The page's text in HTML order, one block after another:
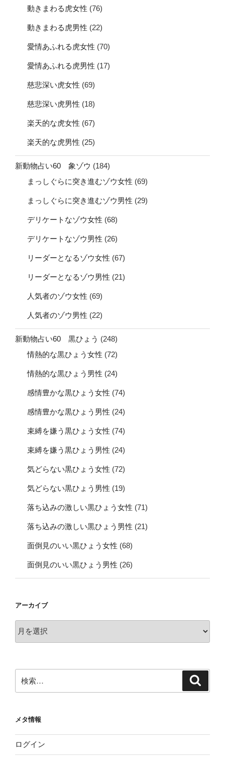
動きまわる虎女性 (76)
動きまわる虎男性 (22)
愛情あふれる虎女性 (70)
愛情あふれる虎男性 (17)
慈悲深い虎女性 (69)
慈悲深い虎男性 (18)
楽天的な虎女性 (67)
楽天的な虎男性 (25)
新動物占い60 象ゾウ (184)
まっしぐらに突き進むゾウ女性 (69)
まっしぐらに突き進むゾウ男性 (29)
デリケートなゾウ女性 (68)
デリケートなゾウ男性 (26)
リーダーとなるゾウ女性 (67)
リーダーとなるゾウ男性 (21)
人気者のゾウ女性 (69)
人気者のゾウ男性 (22)
新動物占い60 黒ひょう (248)
情熱的な黒ひょう女性 (72)
情熱的な黒ひょう男性 (24)
感情豊かな黒ひょう女性 (74)
感情豊かな黒ひょう男性 (24)
束縛を嫌う黒ひょう女性 (74)
束縛を嫌う黒ひょう男性 (24)
気どらない黒ひょう女性 (72)
気どらない黒ひょう男性 (19)
落ち込みの激しい黒ひょう女性 (71)
落ち込みの激しい黒ひょう男性 (21)
面倒見のいい黒ひょう女性 (68)
面倒見のいい黒ひょう男性 (26)
アーカイブ
ー
索:
メタ情報
ログイン